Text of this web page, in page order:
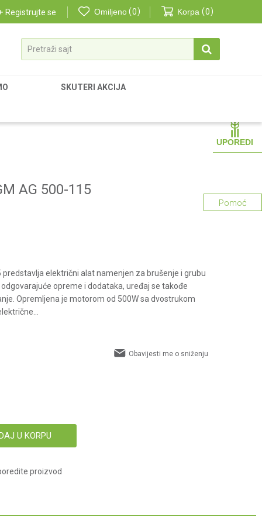
Registrujte se Omiljeno 0 Korpa 0
Pretraži sajt
SKUTERI AKCIJA
UPOREDI
AG 500-115
predstavlja električni alat namenjen za brušenje i grubu
opreme i dodataka, uređaj se takođe
Opremljena je motorom od 500W sa dvostrukom
Obavijesti me o sniženju
U KORPU
proizvod
Pomoć